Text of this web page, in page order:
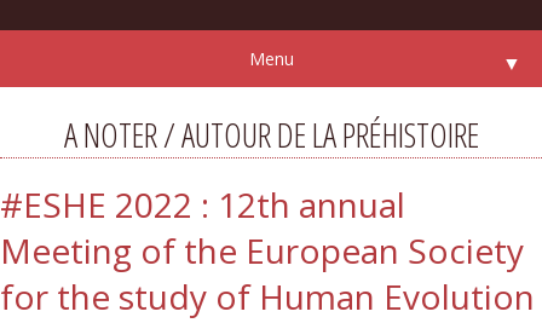
Menu ▼
A NOTER / AUTOUR DE LA PRÉHISTOIRE
#ESHE 2022 : 12th annual
Meeting of the European Society
for the study of Human Evolution